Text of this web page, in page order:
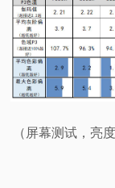
（屏幕测试，亮